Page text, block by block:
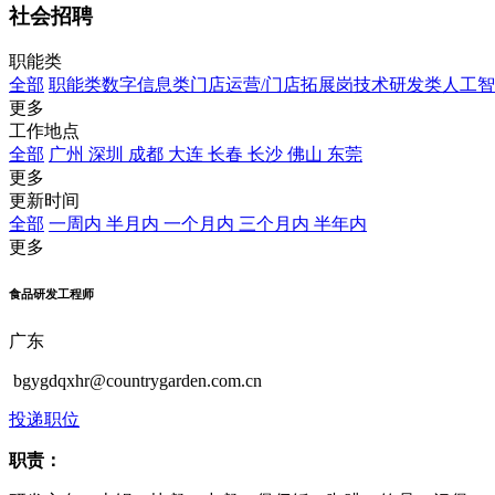
社会招聘
职能类
全部 职能类数字信息类门店运营/门店拓展岗技术研发类人工
更多
工作地点
全部 广州 深圳 成都 大连 长春 长沙 佛山 东莞
更多
更新时间
全部 一周内 半月内 一个月内 三个月内 半年内
更多
食品研发工程师
广东
bgygdqxhr@countrygarden.com.cn
投递职位
职责：